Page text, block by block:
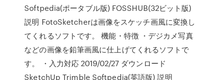
Softpedia(ポータブル版) FOSSHUB(32ビット版)
説明 FotoSketcherは画像をスケッチ画風に変換し
てくれるソフトです。 機能・特徴 ・デジカメ写真
などの画像を鉛筆画風に仕上げてくれるソフトで
す。 ・入力対応 2019/02/27 ダウンロード
SketchUp Trimble Softpedia(英語版) 説明